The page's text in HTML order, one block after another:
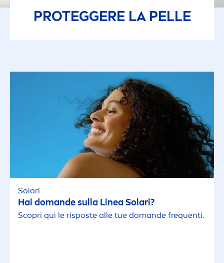
PROTEGGERE LA PELLE
Solari
Hai domande sulla Linea Solari?
Scopri qui le risposte alle tue domande frequenti.